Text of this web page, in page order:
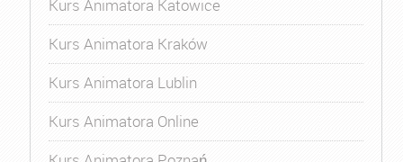
Kurs Animatora Katowice
Kurs Animatora Kraków
Kurs Animatora Lublin
Kurs Animatora Online